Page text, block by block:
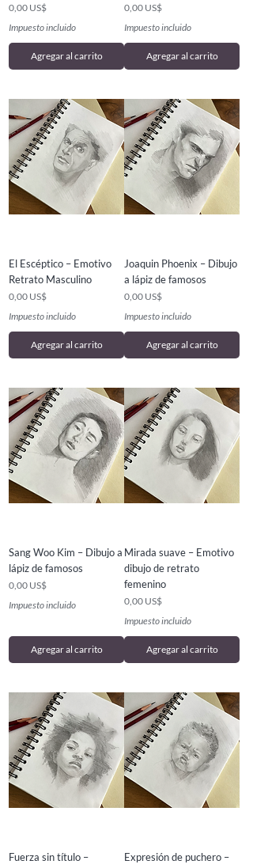
Precio
0,00 US$
Impuesto incluido
Agregar al carrito
Precio
0,00 US$
Impuesto incluido
Agregar al carrito
El Escéptico – Emotivo
Retrato Masculino
Precio
0,00 US$
Impuesto incluido
Agregar al carrito
Joaquin Phoenix – Dibujo
a lápiz de famosos
Precio
0,00 US$
Impuesto incluido
Agregar al carrito
Sang Woo Kim – Dibujo a
lápiz de famosos
Precio
0,00 US$
Impuesto incluido
Agregar al carrito
Mirada suave – Emotivo
dibujo de retrato
femenino
Precio
0,00 US$
Impuesto incluido
Agregar al carrito
Fuerza sin título –
Expresión de puchero –